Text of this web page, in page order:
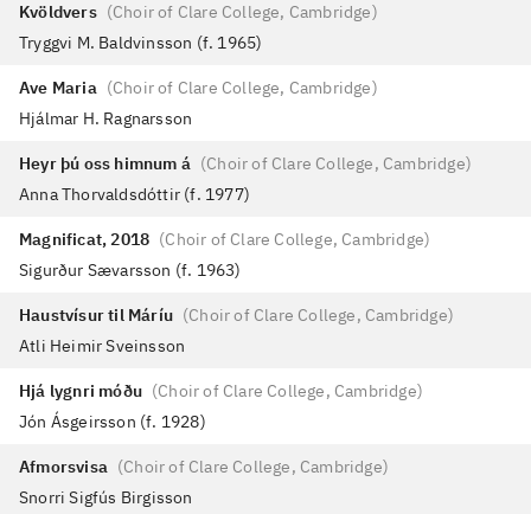
Kvöldvers (Choir of Clare College, Cambridge)
Tryggvi M. Baldvinsson (f. 1965)
Ave Maria (Choir of Clare College, Cambridge)
Hjálmar H. Ragnarsson
Heyr þú oss himnum á (Choir of Clare College, Cambridge)
Anna Thorvaldsdóttir (f. 1977)
Magnificat, 2018 (Choir of Clare College, Cambridge)
Sigurður Sævarsson (f. 1963)
Haustvísur til Máríu (Choir of Clare College, Cambridge)
Atli Heimir Sveinsson
Hjá lygnri móðu (Choir of Clare College, Cambridge)
Jón Ásgeirsson (f. 1928)
Afmorsvisa (Choir of Clare College, Cambridge)
Snorri Sigfús Birgisson